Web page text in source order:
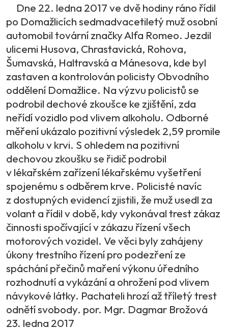
Dne 22. ledna 2017 ve dvě hodiny ráno řídil
po Domažlicích sedmadvacetiletý muž osobní
automobil tovární značky Alfa Romeo. Jezdil
ulicemi Husova, Chrastavická, Rohova,
Šumavská, Haltravská a Mánesova, kde byl
zastaven a kontrolován policisty Obvodního
oddělení Domažlice. Na výzvu policistů se
podrobil dechové zkoušce ke zjištění, zda
neřídí vozidlo pod vlivem alkoholu. Odborné
měření ukázalo pozitivní výsledek 2,59 promile
alkoholu v krvi. S ohledem na pozitivní
dechovou zkoušku se řidič podrobil
v lékařském zařízení lékařskému vyšetření
spojenému s odběrem krve. Policisté navíc
z dostupných evidencí zjistili, že muž usedl za
volant a řídil v době, kdy vykonával trest zákaz
činnosti spočívající v zákazu řízení všech
motorových vozidel. Ve věci byly zahájeny
úkony trestního řízení pro podezření ze
spáchání přečinů maření výkonu úředního
rozhodnutí a vykázání a ohrožení pod vlivem
návykové látky. Pachateli hrozí až tříletý trest
odnětí svobody. por. Mgr. Dagmar Brožová
23. ledna 2017